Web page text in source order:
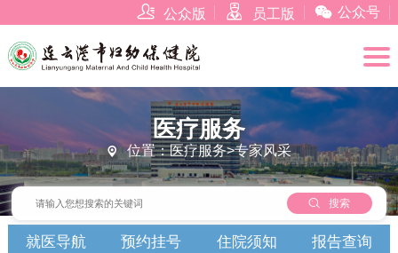
 公众版  员工版  公众号
 搜索
医疗服务
 位置：医疗服务>专家风采
就医导航 预约挂号 住院须知 报告查询